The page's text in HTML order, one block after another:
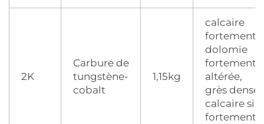
2K
Carbure de
tungstène-
cobalt
1,15kg
calcaire
fortement
dolomie
fortement
altérée,
grès dense
calcaire
fortement